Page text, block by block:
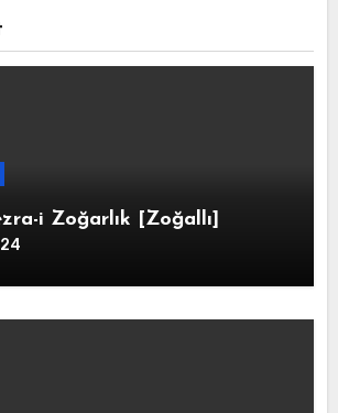
i Zoğarlık [Zoğallı]